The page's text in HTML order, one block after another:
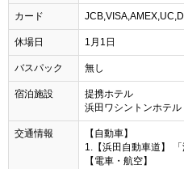
カード
休場日 1月1日
バスパック 無し
宿泊施設
提携ホテル
浜田ワシントンホテ
交通情報
【自動車】
1.【浜田自動車道】
【電車・航空】